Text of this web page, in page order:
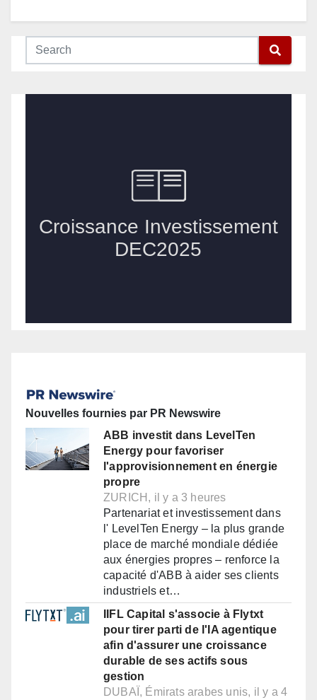
Nouvelles fournies par PR Newswire
ABB investit dans LevelTen
Energy pour favoriser
l'approvisionnement en énergie
propre
ZURICH, il y a 3 heures
Partenariat et investissement dans
l' LevelTen Energy – la plus grande
place de marché mondiale dédiée
aux énergies propres – renforce la
capacité d'ABB à aider ses clients
industriels et…
IIFL Capital s'associe à Flytxt
pour tirer parti de l'IA agentique
afin d'assurer une croissance
durable de ses actifs sous
gestion
DUBAÏ, Émirats arabes unis, il y a 4